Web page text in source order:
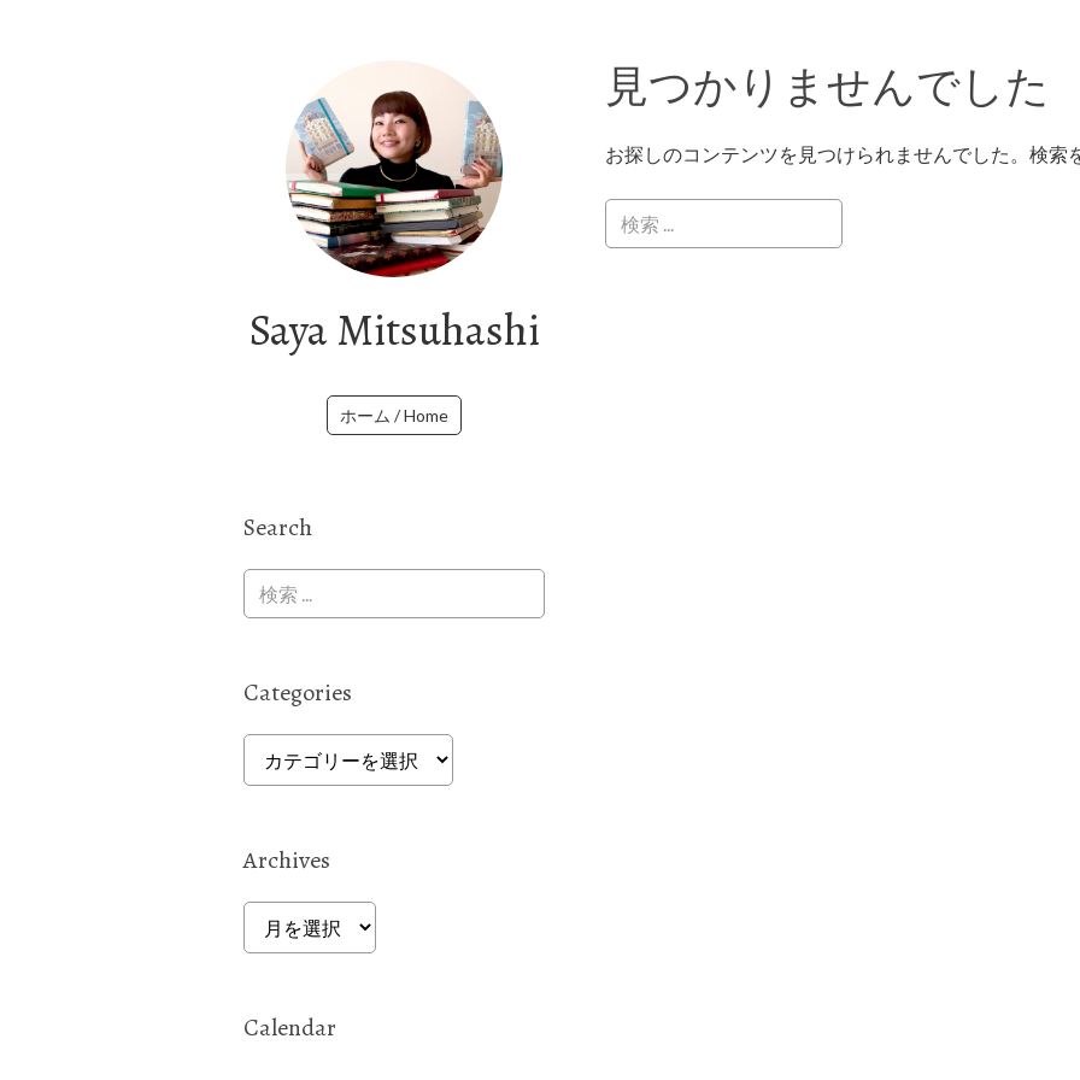
Saya Mitsuhashi
ホーム / Home
見つかりませんでした
お探しのコンテンツを見つけられませんでした。検索
Search
Categories
Categories
Archives
Archives
Calendar